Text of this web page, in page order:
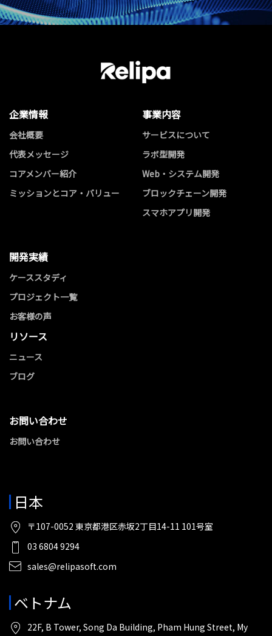
企業情報
会社概要
代表メッセージ
コアメンバー紹介
ミッションとコア・バリュー
事業内容
サービスについて
ラボ型開発
Web・システム開発
ブロックチェーン開発
スマホアプリ開発
開発実績
ケーススタディ
プロジェクト一覧
お客様の声
リソース
ニュース
ブログ
お問い合わせ
お問い合わせ
日本
〒107-0052 東京都港区赤坂2丁目14-11 101号室
03 6804 9294
sales@relipasoft.com
ベトナム
22F, B Tower, Song Da Building, Pham Hung Street, My